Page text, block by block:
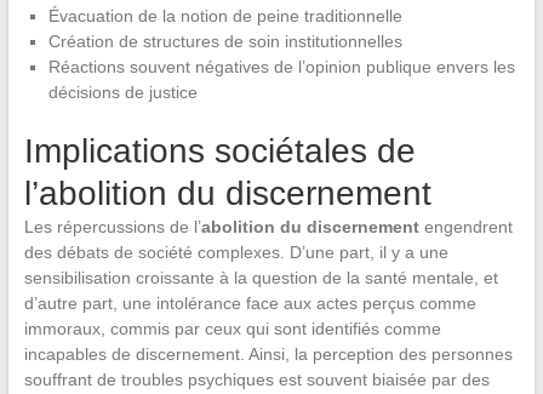
Évacuation de la notion de peine traditionnelle
Création de structures de soin institutionnelles
Réactions souvent négatives de l’opinion publique envers les
décisions de justice
Implications sociétales de
l’abolition du discernement
Les répercussions de l’abolition du discernementengendrent
des débats de société complexes. D’une part, il y a une
sensibilisation croissante à la question de la santé mentale, et
d’autre part, une intolérance face aux actes perçus comme
immoraux, commis par ceux qui sont identifiés comme
incapables de discernement. Ainsi, la perception des personnes
souffrant de troubles psychiques est souvent biaisée par des